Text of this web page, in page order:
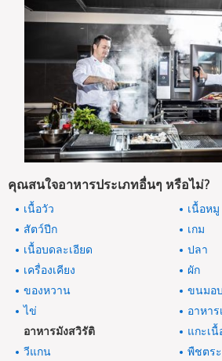
คุณสนใจอาหารประเภทอื่นๆ หรือไม่?
เนื้อวัว
เนื้อหมู
สัตว์ปีก
เกม
เนื้อบดละเอียด
ปลา
เครื่องเคียง
ผัก
ของหวาน
ขนมอบ
ไข่
อาหาร
อาหารมังสวิรัติ
แกะเนื้
วีแกน
พืชตร